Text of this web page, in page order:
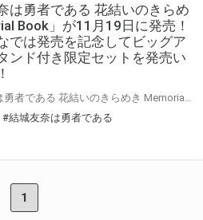
は勇者である 花結いのきらめ
Book」が11月19日に発売！
では発売を記念してビッグア
ンド付き限定セットを発売い
#結城友奈は勇者である
1